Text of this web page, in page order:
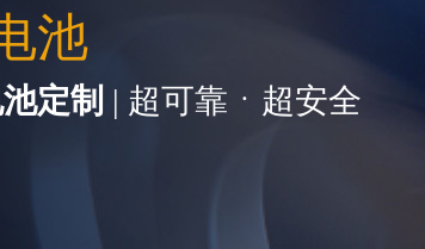
池
定制 | 超可靠ㆍ超安全